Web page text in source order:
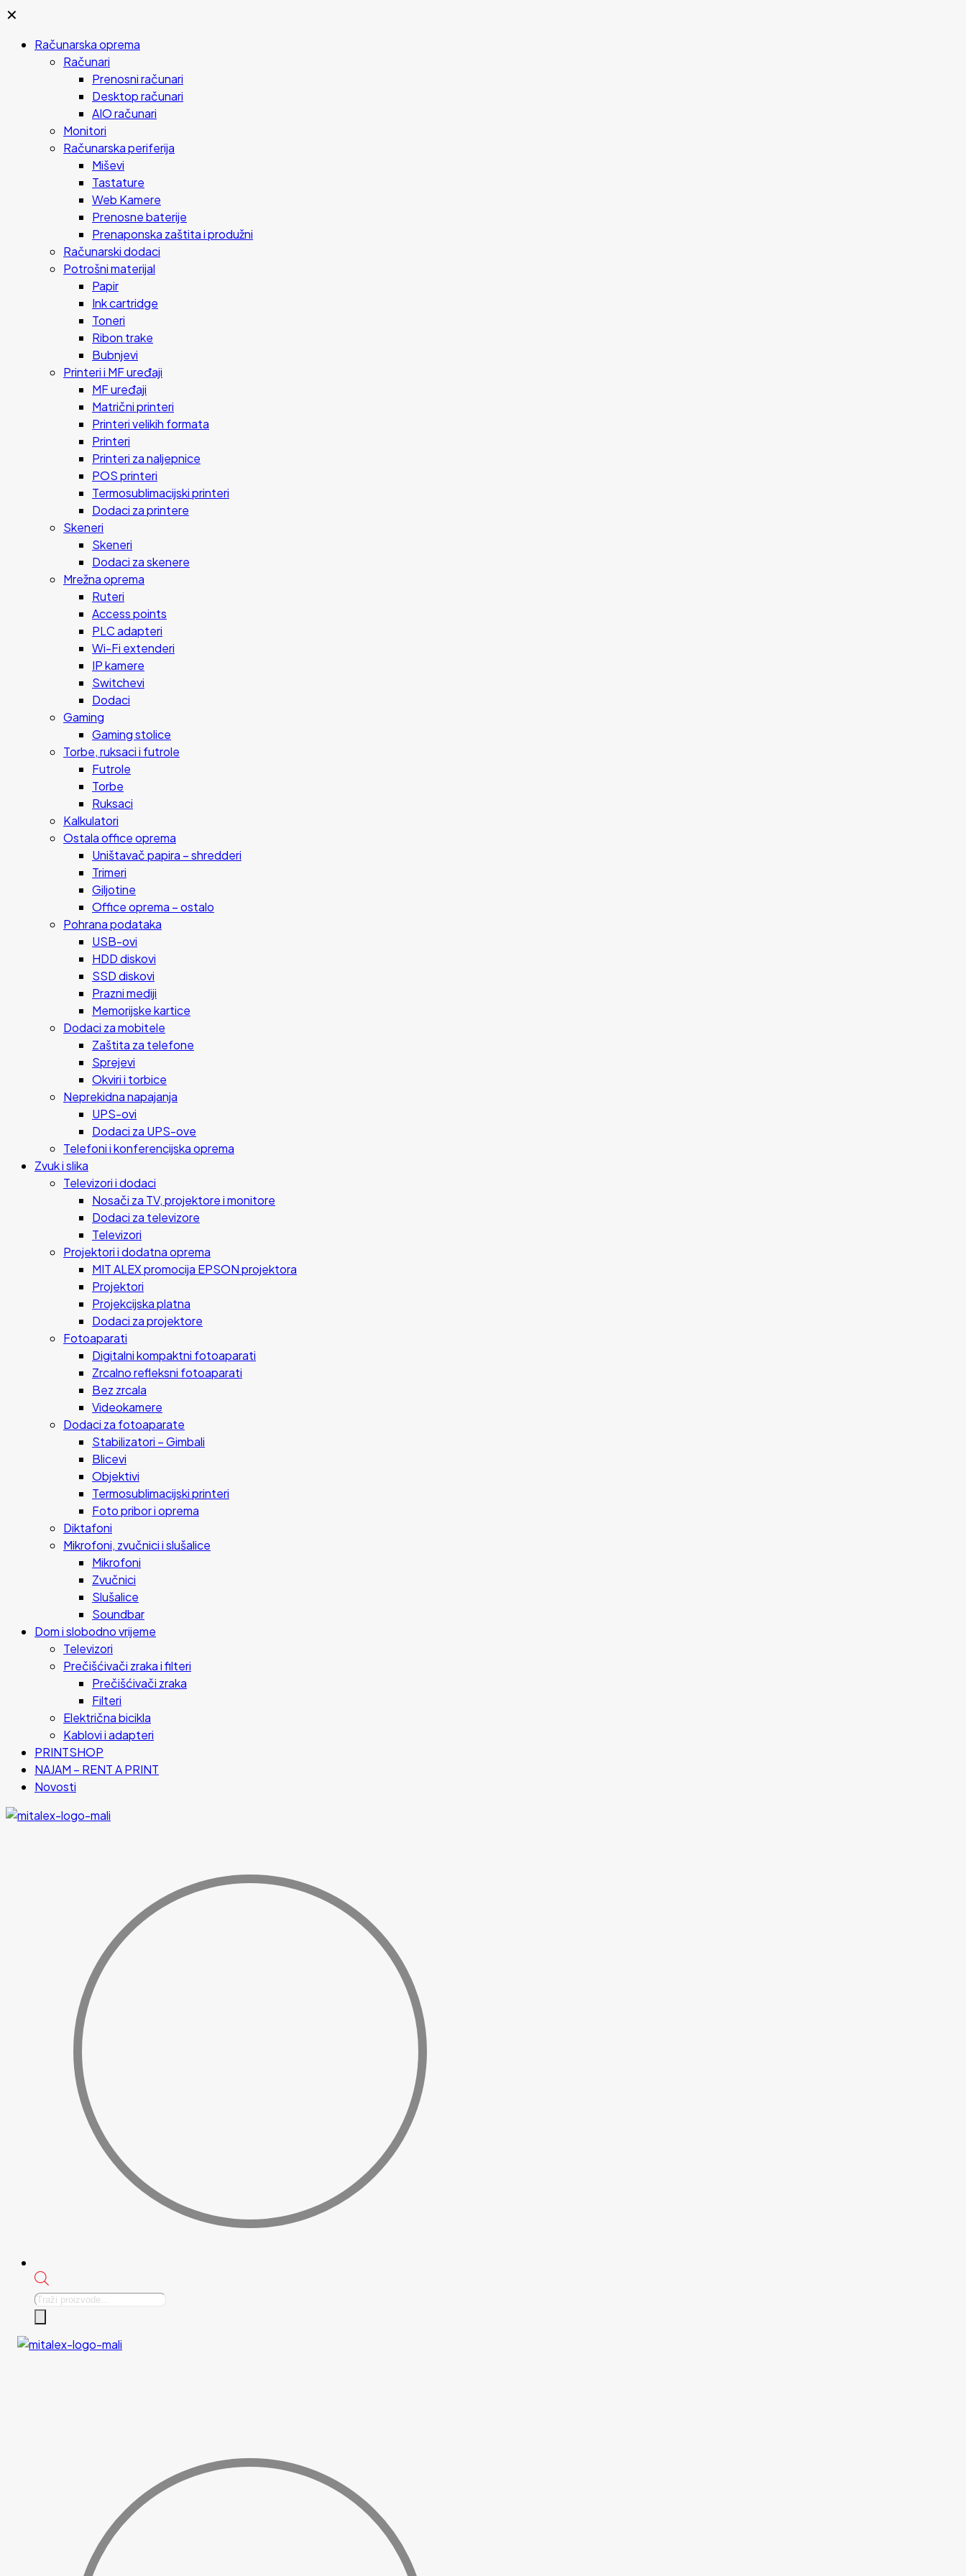
✕
Računarska oprema
Računari
Prenosni računari
Desktop računari
AIO računari
Monitori
Računarska periferija
Miševi
Tastature
Web Kamere
Prenosne baterije
Prenaponska zaštita i produžni
Računarski dodaci
Potrošni materijal
Papir
Ink cartridge
Toneri
Ribon trake
Bubnjevi
Printeri i MF uređaji
MF uređaji
Matrični printeri
Printeri velikih formata
Printeri
Printeri za naljepnice
POS printeri
Termosublimacijski printeri
Dodaci za printere
Skeneri
Skeneri
Dodaci za skenere
Mrežna oprema
Ruteri
Access points
PLC adapteri
Wi-Fi extenderi
IP kamere
Switchevi
Dodaci
Gaming
Gaming stolice
Torbe, ruksaci i futrole
Futrole
Torbe
Ruksaci
Kalkulatori
Ostala office oprema
Uništavač papira – shredderi
Trimeri
Giljotine
Office oprema – ostalo
Pohrana podataka
USB-ovi
HDD diskovi
SSD diskovi
Prazni mediji
Memorijske kartice
Dodaci za mobitele
Zaštita za telefone
Sprejevi
Okviri i torbice
Neprekidna napajanja
UPS-ovi
Dodaci za UPS-ove
Telefoni i konferencijska oprema
Zvuk i slika
Televizori i dodaci
Nosači za TV, projektore i monitore
Dodaci za televizore
Televizori
Projektori i dodatna oprema
MIT ALEX promocija EPSON projektora
Projektori
Projekcijska platna
Dodaci za projektore
Fotoaparati
Digitalni kompaktni fotoaparati
Zrcalno refleksni fotoaparati
Bez zrcala
Videokamere
Dodaci za fotoaparate
Stabilizatori – Gimbali
Blicevi
Objektivi
Termosublimacijski printeri
Foto pribor i oprema
Diktafoni
Mikrofoni, zvučnici i slušalice
Mikrofoni
Zvučnici
Slušalice
Soundbar
Dom i slobodno vrijeme
Televizori
Prečišćivači zraka i filteri
Prečišćivači zraka
Filteri
Električna bicikla
Kablovi i adapteri
PRINTSHOP
NAJAM – RENT A PRINT
Novosti
Products
search